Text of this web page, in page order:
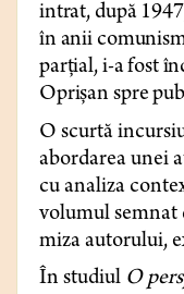
intrat, după
în anii
parțial, i-a fost
Oprișan spre
O scurtă
abordarea unei
cu analiza
volumul semnat
miza autorului,
În studiul O